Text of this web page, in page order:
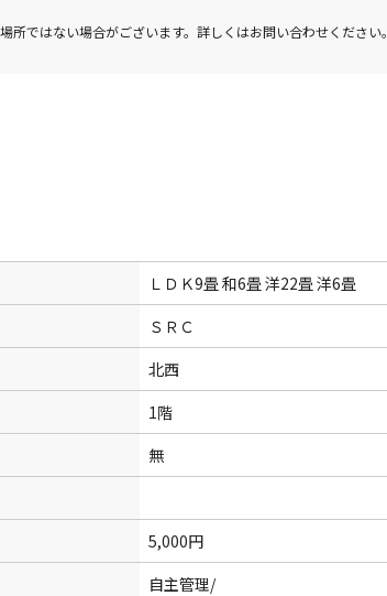
ではない場合がございます。詳しくはお問い合わせください。
ＬＤＫ9畳 和6畳 洋22畳 洋6畳
ＳＲＣ
北西
1階
無
5,000円
自主管理/